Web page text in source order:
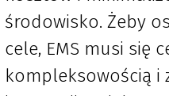
środowisko. Żeby
cele, EMS musi się
kompleksowością i